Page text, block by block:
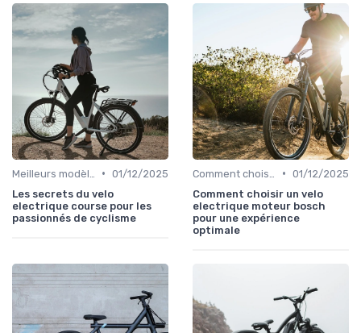
• 01/12/2025
Les secrets du velo
electrique course pour les
passionnés de cyclisme
• 01/12/2025
Comment choisir un velo
electrique moteur bosch
pour une expérience
optimale